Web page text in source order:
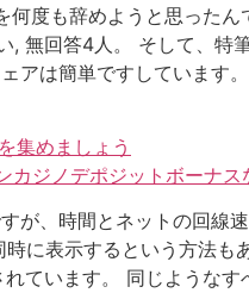
度も辞めようと思った
, 無回答4人。 そして、
アは簡単ですしています。
集めましょう
カジノデポジットボーナス
が、時間とネットの回
に表示するという方法
ています。 同じような